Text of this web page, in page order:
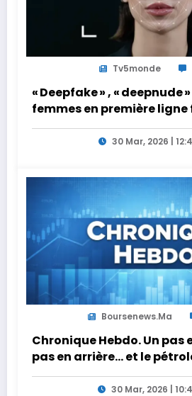
Tv5monde
« Deepfake » , « deepnude
femmes en première ligne
dangers de l’intelligence
30 Mar, 2026 |
Boursenews.ma
Chronique Hebdo. Un pas
pas en arrière… et le
30 Mar, 2026 |